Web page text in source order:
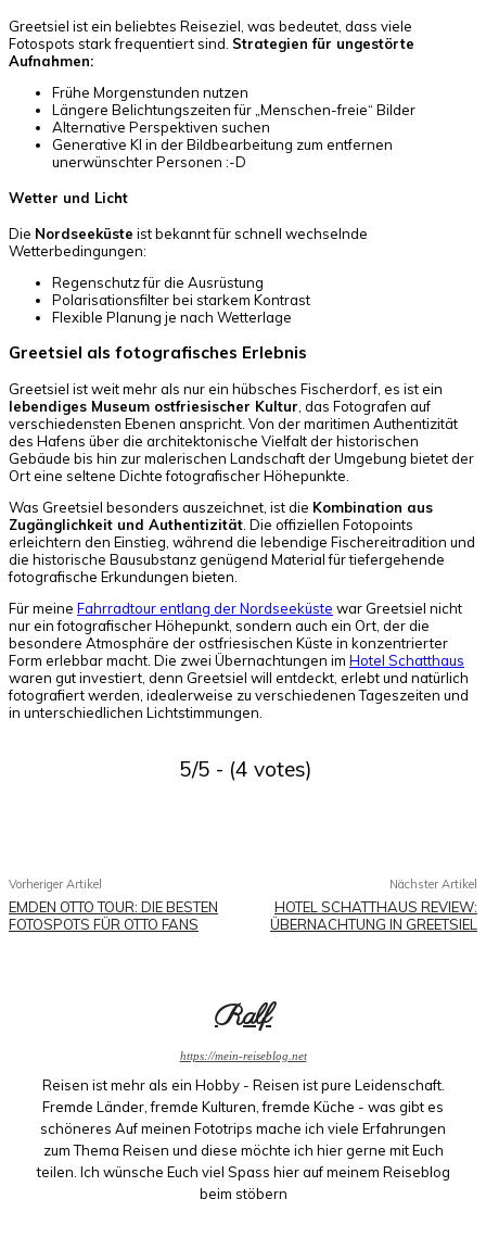
Greetsiel ist ein beliebtes Reiseziel, was bedeutet, dass viele
Fotospots stark frequentiert sind. Strategien für ungestörte
Aufnahmen:
Frühe Morgenstunden nutzen
Längere Belichtungszeiten für „Menschen-freie“ Bilder
Alternative Perspektiven suchen
Generative KI in der Bildbearbeitung zum entfernen
unerwünschter Personen :-D
Wetter und Licht
Die Nordseeküste ist bekannt für schnell wechselnde
Wetterbedingungen:
Regenschutz für die Ausrüstung
Polarisationsfilter bei starkem Kontrast
Flexible Planung je nach Wetterlage
Greetsiel als fotografisches Erlebnis
Greetsiel ist weit mehr als nur ein hübsches Fischerdorf, es ist ein
lebendiges Museum ostfriesischer Kultur , das Fotografen auf
verschiedensten Ebenen anspricht. Von der maritimen Authentizität
des Hafens über die architektonische Vielfalt der historischen
Gebäude bis hin zur malerischen Landschaft der Umgebung bietet der
Ort eine seltene Dichte fotografischer Höhepunkte.
Was Greetsiel besonders auszeichnet, ist die Kombination aus
Zugänglichkeit und Authentizität . Die offiziellen Fotopoints
erleichtern den Einstieg, während die lebendige Fischereitradition und
die historische Bausubstanz genügend Material für tiefergehende
fotografische Erkundungen bieten.
Für meine Fahrradtour entlang der Nordseeküste war Greetsiel nicht
nur ein fotografischer Höhepunkt, sondern auch ein Ort, der die
besondere Atmosphäre der ostfriesischen Küste in konzentrierter
Form erlebbar macht. Die zwei Übernachtungen im Hotel Schatthaus
waren gut investiert, denn Greetsiel will entdeckt, erlebt und natürlich
fotografiert werden, idealerweise zu verschiedenen Tageszeiten und
in unterschiedlichen Lichtstimmungen.
5/5 - (4 votes)
Vorheriger Artikel
EMDEN OTTO TOUR: DIE BESTEN
FOTOSPOTS FÜR OTTO FANS
Nächster Artikel
HOTEL SCHATTHAUS REVIEW:
ÜBERNACHTUNG IN GREETSIEL
Ralf
https://mein-reiseblog.net
Reisen ist mehr als ein Hobby - Reisen ist pure Leidenschaft.
Fremde Länder, fremde Kulturen, fremde Küche - was gibt es
schöneres Auf meinen Fototrips mache ich viele Erfahrungen
zum Thema Reisen und diese möchte ich hier gerne mit Euch
teilen. Ich wünsche Euch viel Spass hier auf meinem Reiseblog
beim stöbern